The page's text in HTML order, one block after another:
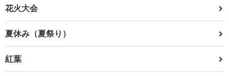
花火大会
夏休み（夏祭り）
紅葉